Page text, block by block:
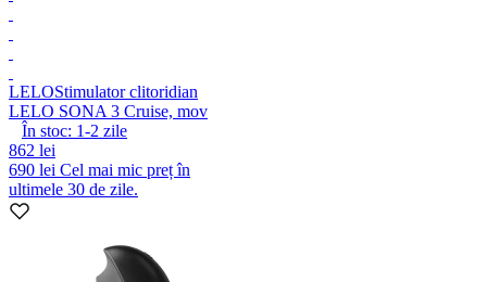
LELOStimulator clitoridian
LELO SONA 3 Cruise, mov
În stoc: 1-2 zile
862 lei
690 lei Cel mai mic preț în
ultimele 30 de zile.